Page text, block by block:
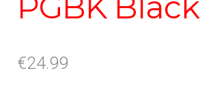
€24.99